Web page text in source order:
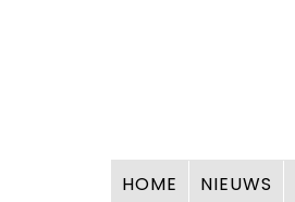
HOME NIEUWS